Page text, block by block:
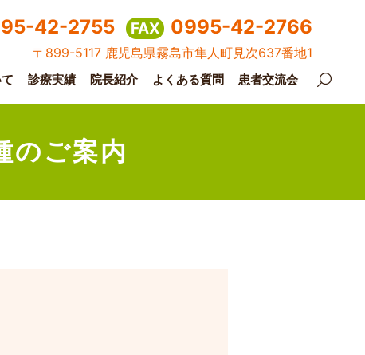
診療実績 院長紹介 よくある質問 患者交流会
42-2755 FAX 0995-42-2766
〒899-5117 鹿児島県霧島市隼人町見次637番地1
のご案内